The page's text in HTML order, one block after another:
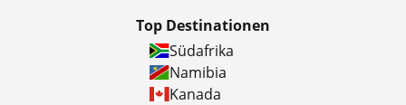
Top Destinationen
Südafrika
Namibia
Kanada